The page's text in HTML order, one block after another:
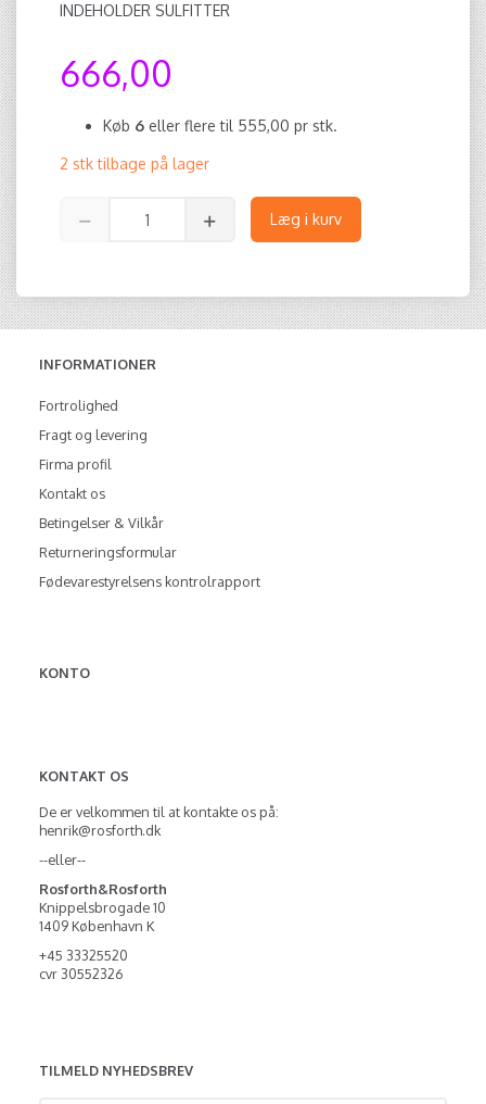
INDEHOLDER SULFITTER
666,00
Køb 6 eller flere til 555,00 pr stk.
2 stk tilbage på lager
Læg i kurv
INFORMATIONER
Fortrolighed
Fragt og levering
Firma profil
Kontakt os
Betingelser & Vilkår
Returneringsformular
Fødevarestyrelsens kontrolrapport
KONTO
KONTAKT OS
De er velkommen til at kontakte os på:
henrik@rosforth.dk
--eller--
Rosforth&Rosforth
Knippelsbrogade 10
1409 København K
+45 33325520
cvr 30552326
TILMELD NYHEDSBREV